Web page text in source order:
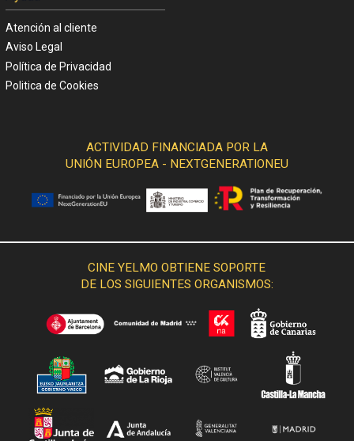
Atención al cliente
Aviso Legal
Política de Privacidad
Politica de Cookies
ACTIVIDAD FINANCIADA POR LA
UNIÓN EUROPEA - NEXTGENERATIONEU
CINE YELMO OBTIENE SOPORTE
DE LOS SIGUIENTES ORGANISMOS: